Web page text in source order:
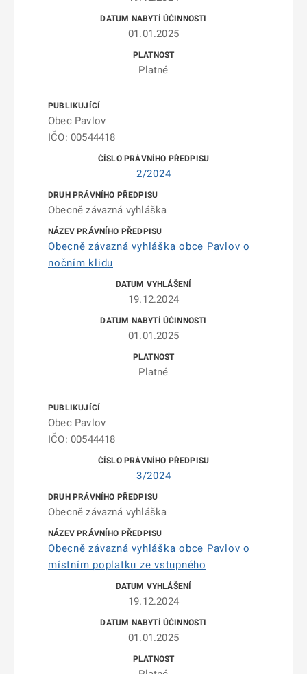
01.01.2025
Platné
Obec Pavlov
IČO: 00544418
2/2024
Obecně závazná vyhláška
Obecně závazná vyhláška obce Pavlov o
nočním klidu
19.12.2024
01.01.2025
Platné
Obec Pavlov
IČO: 00544418
3/2024
Obecně závazná vyhláška
Obecně závazná vyhláška obce Pavlov o
místním poplatku ze vstupného
19.12.2024
01.01.2025